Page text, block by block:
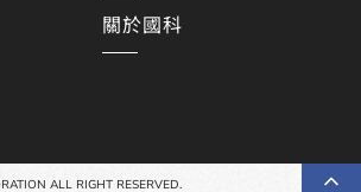
關於國科
ALL RIGHT RESERVED.